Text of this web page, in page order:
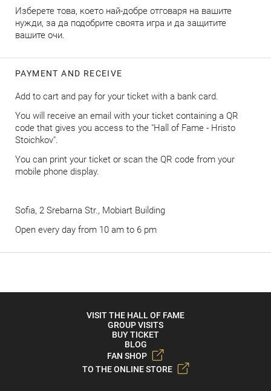
Изберете това, което най-добре отговаря на вашите
нужди, за да подобрите своята игра и да защитите
вашите очи.
PAYMENT AND RECEIVE
Add to cart and pay for your ticket with a bank card.
You will receive an email with your ticket containing a QR
code that gives you access to the "Hall of Fame - Hristo
Stoichkov".
You can print your ticket or scan the QR code from your
mobile phone display.
Sofia, 2 Srebarna Str., Mobiart Building
Оpen every day from 10 am to 6 pm
VISIT THE HALL OF FAME
GROUP VISITS
BUY TICKET
BLOG
FAN SHOP
TO THE ONLINE STORE